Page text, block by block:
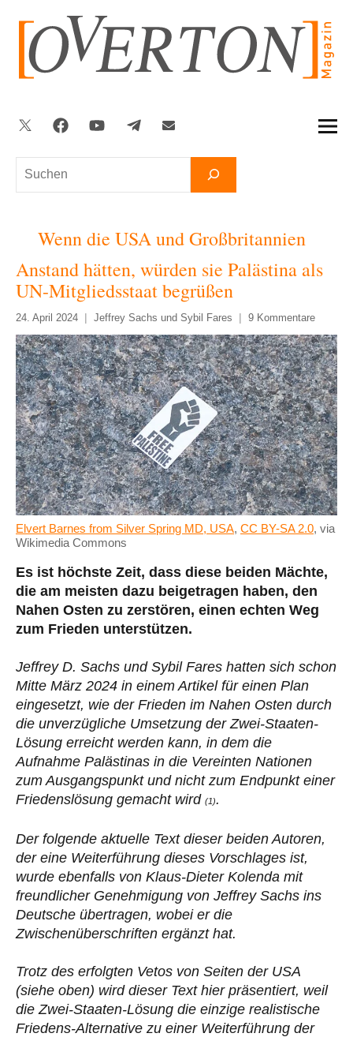
springen
Suchen
Twitter FacebookYouTubeTelegram
Wenn die USA und Großbritannien
Anstand hätten, würden sie Palästina als
UN-Mitgliedsstaat begrüßen
24. April 2024 Jeffrey Sachs und Sybil Fares 9 Kommentare
Elvert Barnes from Silver Spring MD, USA, CC BY-SA 2.0, via
Wikimedia Commons
Es ist höchste Zeit, dass diese beiden Mächte,
die am meisten dazu beigetragen haben, den
Nahen Osten zu zerstören, einen echten Weg
zum Frieden unterstützen.
Jeffrey D. Sachs und Sybil Fares hatten sich schon
Mitte März 2024 in einem Artikel für einen Plan
eingesetzt, wie der Frieden im Nahen Osten durch
die unverzügliche Umsetzung der Zwei-Staaten-
Lösung erreicht werden kann, in dem die
Aufnahme Palästinas in die Vereinten Nationen
zum Ausgangspunkt und nicht zum Endpunkt einer
Friedenslösung gemacht wird (1).
Der folgende aktuelle Text dieser beiden Autoren,
der eine Weiterführung dieses Vorschlages ist,
wurde ebenfalls von Klaus-Dieter Kolenda mit
freundlicher Genehmigung von Jeffrey Sachs ins
Deutsche übertragen, wobei er die
Zwischenüberschriften ergänzt hat.
Trotz des erfolgten Vetos von Seiten der USA
(siehe oben) wird dieser Text hier präsentiert, weil
die Zwei-Staaten-Lösung die einzige realistische
Friedens-Alternative zu einer Weiterführung der